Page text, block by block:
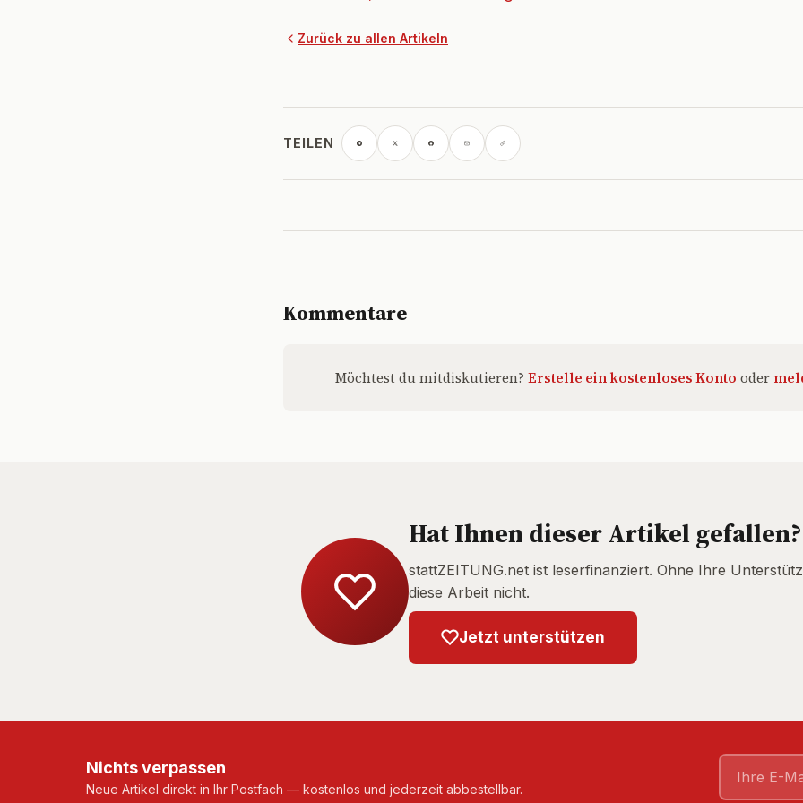
Zurück zu allen Artikeln
TEILEN
Kommentare
Möchtest du mitdiskutieren? Erstelle ein kostenloses Konto oder
Hat Ihnen dieser Artikel gefallen?
stattZEITUNG.net ist leserfinanziert. Ohne Ihre
diese Arbeit nicht.
Jetzt unterstützen
Nichts verpassen
Neue Artikel direkt in Ihr Postfach — kostenlos und jederzeit abbestellbar.